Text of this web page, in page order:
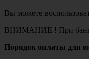
Вы можете
ВНИМАНИЕ ! При
Порядок оплаты для